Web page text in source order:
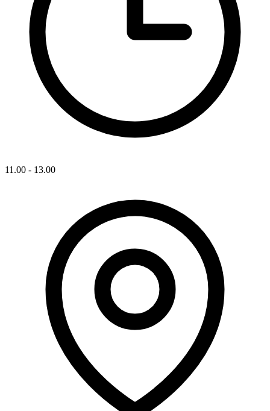
11.00 - 13.00